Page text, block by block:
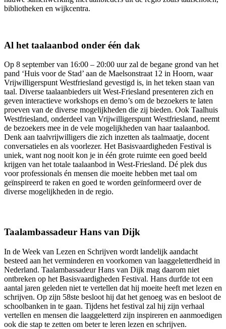
bibliotheken en wijkcentra.
Al het taalaanbod onder één dak
Op 8 september van 16:00 – 20:00 uur zal de begane grond van het
pand ‘Huis voor de Stad’ aan de Maelsonstraat 12 in Hoorn, waar
Vrijwilligerspunt Westfriesland gevestigd is, in het teken staan van
taal. Diverse taalaanbieders uit West-Friesland presenteren zich en
geven interactieve workshops en demo’s om de bezoekers te laten
proeven van de diverse mogelijkheden die zij bieden. Ook Taalhuis
Westfriesland, onderdeel van Vrijwilligerspunt Westfriesland, neemt
de bezoekers mee in de vele mogelijkheden van haar taalaanbod.
Denk aan taalvrijwilligers die zich inzetten als taalmaatje, docent
conversatieles en als voorlezer. Het Basisvaardigheden Festival is
uniek, want nog nooit kon je in één grote ruimte een goed beeld
krijgen van het totale taalaanbod in West-Friesland. Dé plek dus
voor professionals én mensen die moeite hebben met taal om
geïnspireerd te raken en goed te worden geïnformeerd over de
diverse mogelijkheden in de regio.
Taalambassadeur Hans van Dijk
In de Week van Lezen en Schrijven wordt landelijk aandacht
besteed aan het verminderen en voorkomen van laaggeletterdheid in
Nederland. Taalambassadeur Hans van Dijk mag daarom niet
ontbreken op het Basisvaardigheden Festival. Hans durfde tot een
aantal jaren geleden niet te vertellen dat hij moeite heeft met lezen en
schrijven. Op zijn 58ste besloot hij dat het genoeg was en besloot de
schoolbanken in te gaan. Tijdens het festival zal hij zijn verhaal
vertellen en mensen die laaggeletterd zijn inspireren en aanmoedigen
ook die stap te zetten om beter te leren lezen en schrijven.